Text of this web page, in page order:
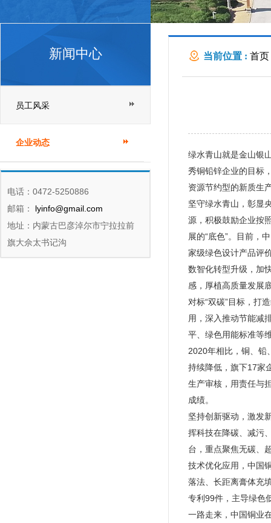
新闻中心
员工风采
企业动态
电话：0472-5250886
邮箱：
lyinfo@gmail.com
地址：内蒙古巴彦淖尔市宁拉拉前
旗大佘太书记沟
当前位置 : 首页
绿水青山就是金山银
秀铜铅锌企业的目标
资源节约型的新质生
坚守绿水青山，彰显
源，积极鼓励企业按
展的“底色”。目前，
家级绿色设计产品评
数智化转型升级，加
感，厚植高质量发展
对标“双碳”目标，打
用，深入推动节能减
平、绿色用能标准等
2020年相比，铜、铅
持续降低，旗下17家
生产审核，用责任与
成绩。
坚持创新驱动，激发
挥科技在降碳、减污
台，重点聚焦无碳、
技术优化应用，中国
落法、长距离膏体充
专利99件，主导绿色
一路走来，中国铜业